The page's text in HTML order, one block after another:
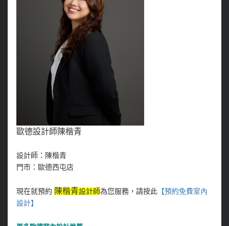
歐德設計師陳楷青
設計師：陳楷青
門市：歐德西屯店
現在就預約 陳楷青設計師為您服務，請按此【預約免費室內
設計】